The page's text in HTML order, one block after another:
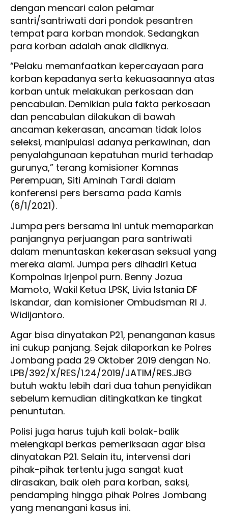
dengan mencari calon pelamar
santri/santriwati dari pondok pesantren
tempat para korban mondok. Sedangkan
para korban adalah anak didiknya.
“Pelaku memanfaatkan kepercayaan para
korban kepadanya serta kekuasaannya atas
korban untuk melakukan perkosaan dan
pencabulan. Demikian pula fakta perkosaan
dan pencabulan dilakukan di bawah
ancaman kekerasan, ancaman tidak lolos
seleksi, manipulasi adanya perkawinan, dan
penyalahgunaan kepatuhan murid terhadap
gurunya,” terang komisioner Komnas
Perempuan, Siti Aminah Tardi dalam
konferensi pers bersama pada Kamis
(6/1/2021).
Jumpa pers bersama ini untuk memaparkan
panjangnya perjuangan para santriwati
dalam menuntaskan kekerasan seksual yang
mereka alami. Jumpa pers dihadiri Ketua
Kompolnas Irjenpol purn. Benny Jozua
Mamoto, Wakil Ketua LPSK, Livia Istania DF
Iskandar, dan komisioner Ombudsman RI J.
Widijantoro.
Agar bisa dinyatakan P21, penanganan kasus
ini cukup panjang. Sejak dilaporkan ke Polres
Jombang pada 29 Oktober 2019 dengan No.
LPB/392/X/RES/1.24/2019/JATIM/RES.JBG
butuh waktu lebih dari dua tahun penyidikan
sebelum kemudian ditingkatkan ke tingkat
penuntutan.
Polisi juga harus tujuh kali bolak-balik
melengkapi berkas pemeriksaan agar bisa
dinyatakan P21. Selain itu, intervensi dari
pihak-pihak tertentu juga sangat kuat
dirasakan, baik oleh para korban, saksi,
pendamping hingga pihak Polres Jombang
yang menangani kasus ini.